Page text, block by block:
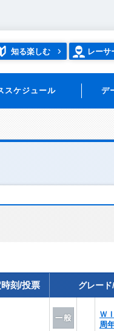
知る楽しむ レーサ
スケジュール デ
刻/投票 グレー
Ｗ
周